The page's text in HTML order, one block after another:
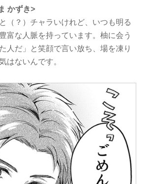
かずき>
（？）チャラいけれど、いつも明る
富な人脈を持っています。柚に会う
人だ」と笑顔で言い放ち、場を凍り
はないんです。